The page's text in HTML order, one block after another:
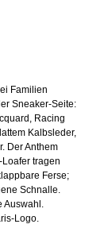
Familien
Sneaker-Seite:
Racing
Kalbsleder,
Der Anthem
tragen
Ferse;
Schnalle.
Auswahl.
Logo.